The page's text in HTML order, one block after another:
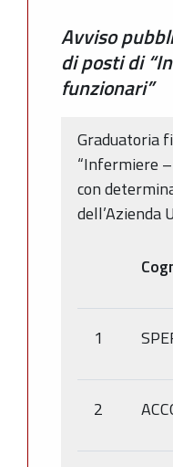
Avviso
di posti di
funzionari”
Graduatoria
“Infermiere
con
dell’Azienda
1
2